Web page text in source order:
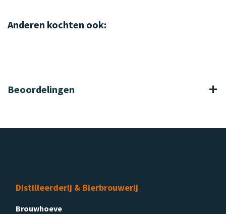
Anderen kochten ook:
Beoordelingen
Distilleerderij & Bierbrouwerij
Brouwhoeve